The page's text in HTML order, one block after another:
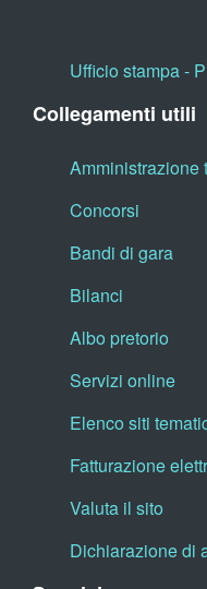
Ufficio stampa -
Collegamenti utili
Amministrazione
Concorsi
Bandi di gara
Bilanci
Albo pretorio
Servizi online
Elenco siti
Fatturazione
Valuta il sito
Dichiarazione di